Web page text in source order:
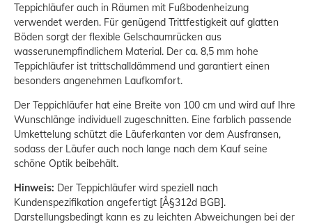
Teppichläufer auch in Räumen mit Fußbodenheizung
verwendet werden. Für genügend Trittfestigkeit auf glatten
Böden sorgt der flexible Gelschaumrücken aus
wasserunempfindlichem Material. Der ca. 8,5 mm hohe
Teppichläufer ist trittschalldämmend und garantiert einen
besonders angenehmen Laufkomfort.
Der Teppichläufer hat eine Breite von 100 cm und wird auf Ihre
Wunschlänge individuell zugeschnitten. Eine farblich passende
Umkettelung schützt die Läuferkanten vor dem Ausfransen,
sodass der Läufer auch noch lange nach dem Kauf seine
schöne Optik beibehält.
Hinweis: Der Teppichläufer wird speziell nach
Kundenspezifikation angefertigt [Â§312d BGB].
Darstellungsbedingt kann es zu leichten Abweichungen bei der